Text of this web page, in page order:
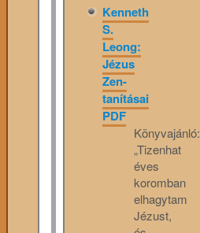
Kenneth
S.
Leong:
Jézus
Zen-
tanításai
PDF
Könyvajánló:
„Tizenhat
éves
koromban
elhagytam
Jézust,